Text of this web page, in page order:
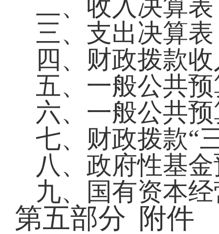
二、收入决算表
三、支出决算表
四、 财政拨款
五、一般公共
六、一般公共
七、财政拨款“
八、 政府性基
九、国有资本
第五部分 附件